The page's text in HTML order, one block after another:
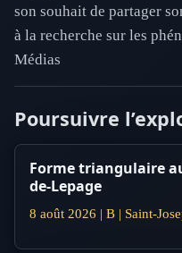
son souhait de partager
à la recherche sur les
Médias
Poursuivre
Forme triangulaire
de-Lepage
8 août 2026 | B | Saint-